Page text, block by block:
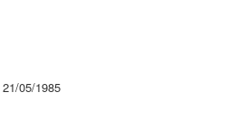
21/05/1985